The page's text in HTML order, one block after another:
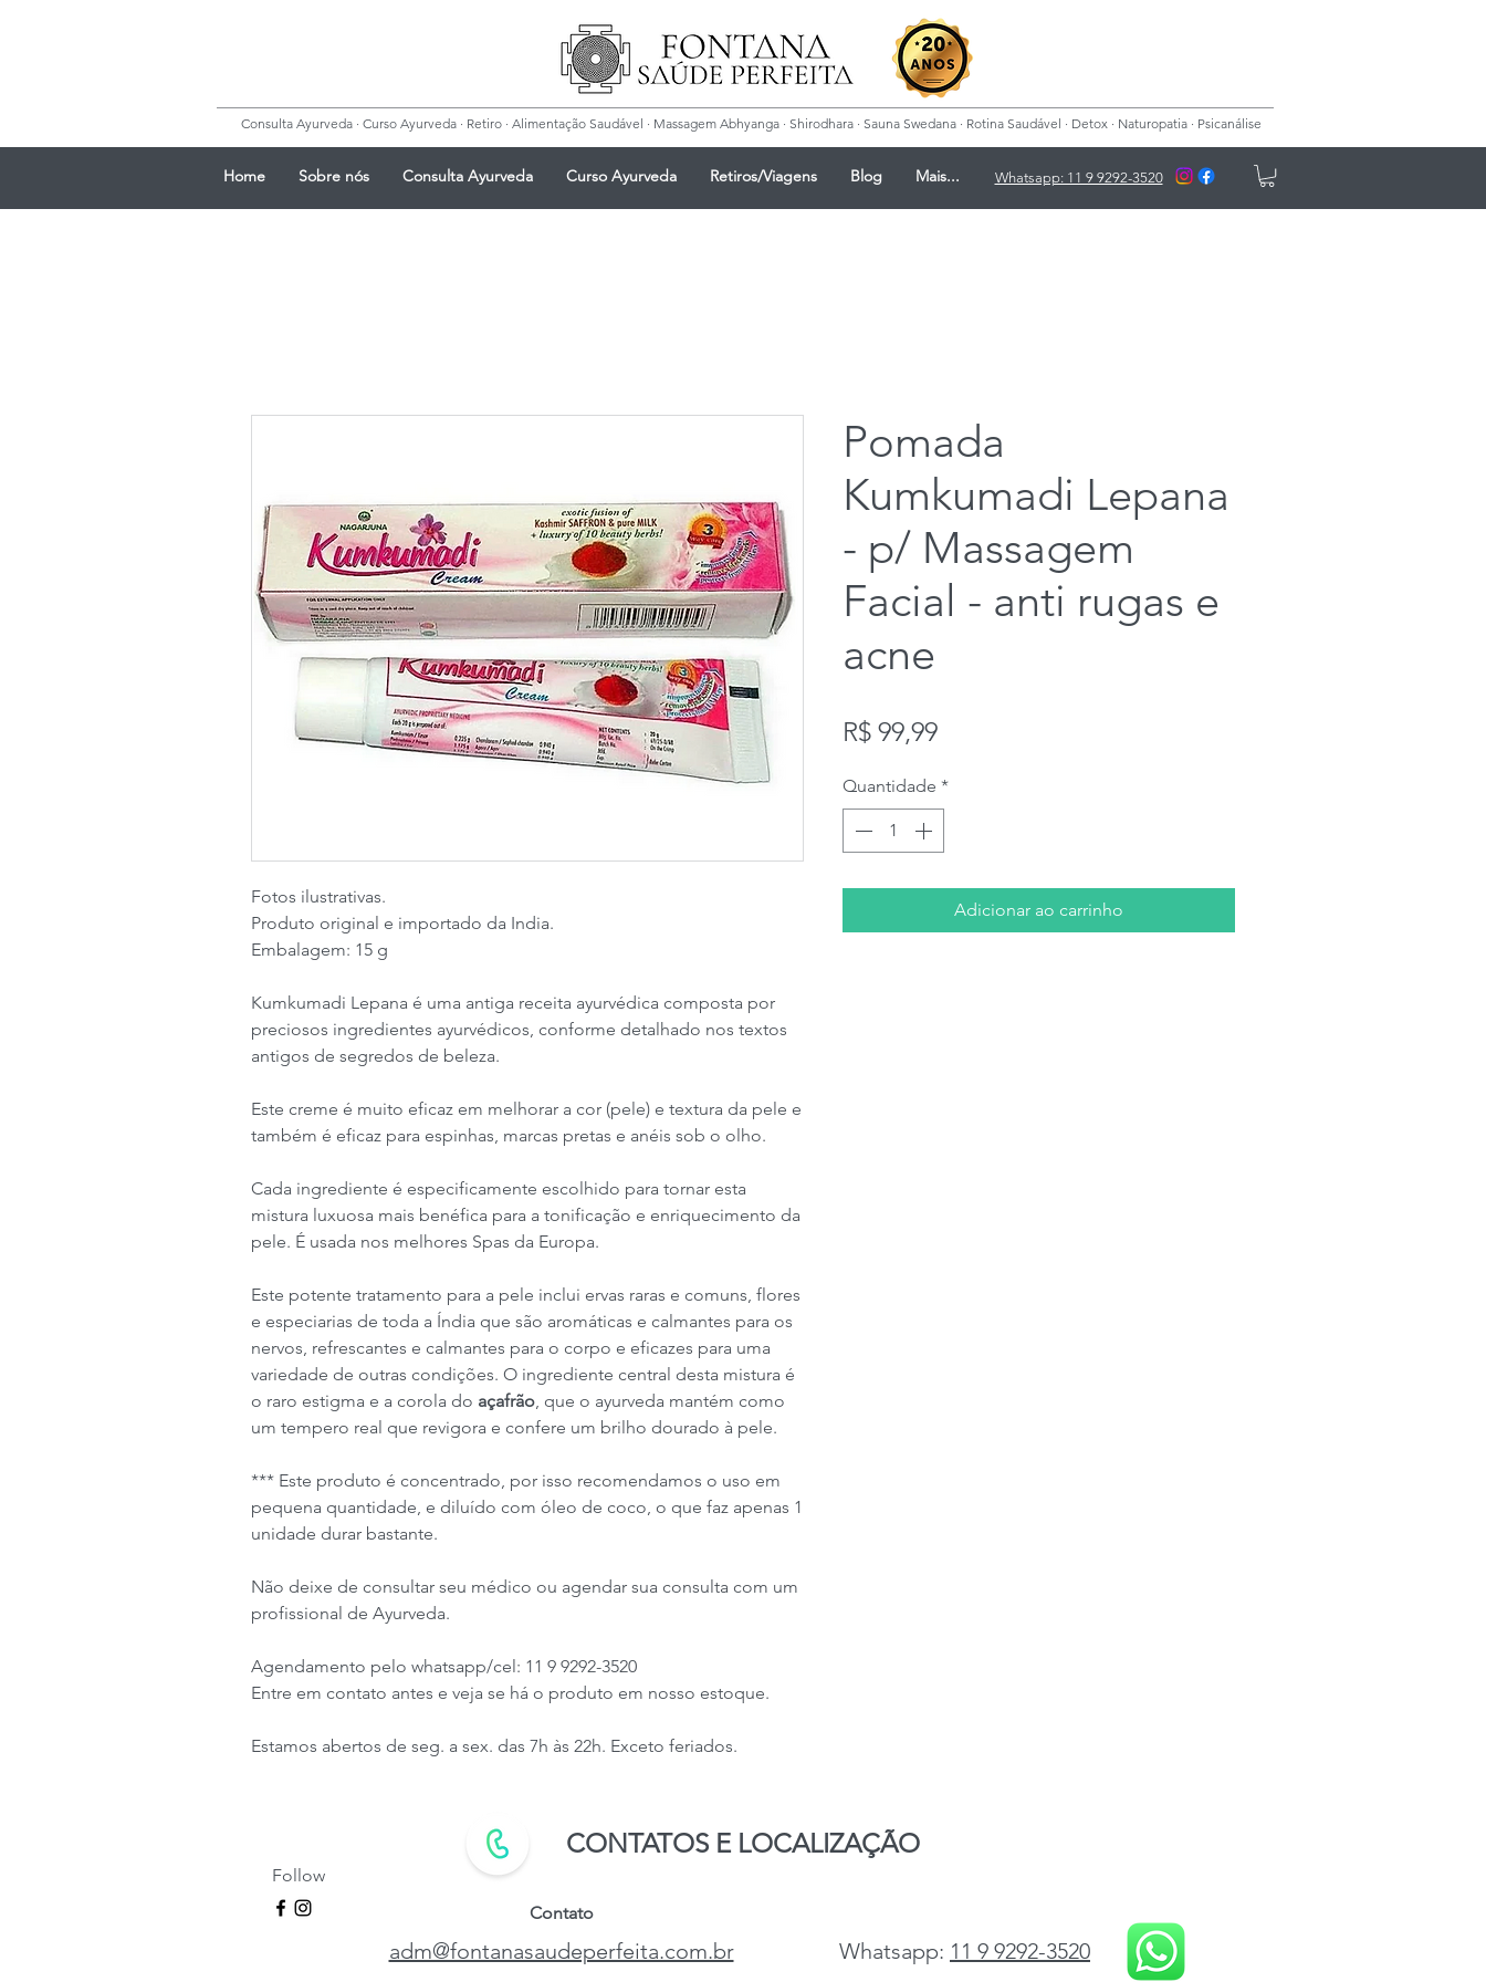
Consulta Ayurveda · Curso Ayurveda · Retiro · Alimentação Saudável · Massagem Abhyanga · Shirodhara · Sauna Swedana · Rotina Saudável · Detox · Naturopatia · Psicanálise
Fotos ilustrativas.
Produto original e importado da India.
Embalagem: 15 g
Kumkumadi Lepana é uma antiga receita ayurvédica composta por
preciosos ingredientes ayurvédicos, conforme detalhado nos textos
antigos de segredos de beleza.
Este creme é muito eficaz em melhorar a cor (pele) e textura da pele e
também é eficaz para espinhas, marcas pretas e anéis sob o olho.
Cada ingrediente é especificamente escolhido para tornar esta
mistura luxuosa mais benéfica para a tonificação e enriquecimento da
pele. É usada nos melhores Spas da Europa.
Este potente tratamento para a pele inclui ervas raras e comuns, flores
e especiarias de toda a Índia que são aromáticas e calmantes para os
nervos, refrescantes e calmantes para o corpo e eficazes para uma
variedade de outras condições. O ingrediente central desta mistura é
o raro estigma e a corola do açafrão, que o ayurveda mantém como
um tempero real que revigora e confere um brilho dourado à pele.
*** Este produto é concentrado, por isso recomendamos o uso em
pequena quantidade, e diluído com óleo de coco, o que faz apenas 1
unidade durar bastante.
Não deixe de consultar seu médico ou agendar sua consulta com um
profissional de Ayurveda.
Agendamento pelo whatsapp/cel: 11 9 9292-3520
Entre em contato antes e veja se há o produto em nosso estoque.
Estamos abertos de seg. a sex. das 7h às 22h. Exceto feriados.
Pomada
Kumkumadi Lepana
- p/ Massagem
Facial - anti rugas e
acne
R$ 99,99Preço
Quantidade *
Adicionar ao carrinho
Home Sobre nós Consulta Ayurveda Curso Ayurveda Retiros/Viagens Blog Mais... Whatsapp: 11 9 9292-3520
Follow
CONTATOS E LOCALIZAÇÃO
Contato
adm@fontanasaudeperfeita.com.br Whatsapp: 11 9 9292-3520